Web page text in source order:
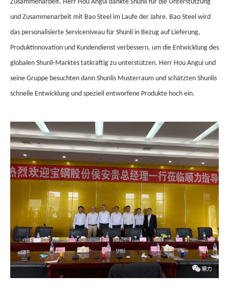
Zusammenarbeit. Herr Hou Angui dankte Shunli für die Unterstützung
und Zusammenarbeit mit Bao Steel im Laufe der Jahre. Bao Steel wird
das personalisierte Serviceniveau für Shunli in Bezug auf Lieferung,
Produktinnovation und Kundendienst verbessern, um die Entwicklung des
globalen Shunli-Marktes tatkräftig zu unterstützen. Herr Hou Angui und
seine Gruppe besuchten dann Shunlis Musterraum und schätzten Shunlis
schnelle Entwicklung und speziell entworfene Produkte hoch ein.